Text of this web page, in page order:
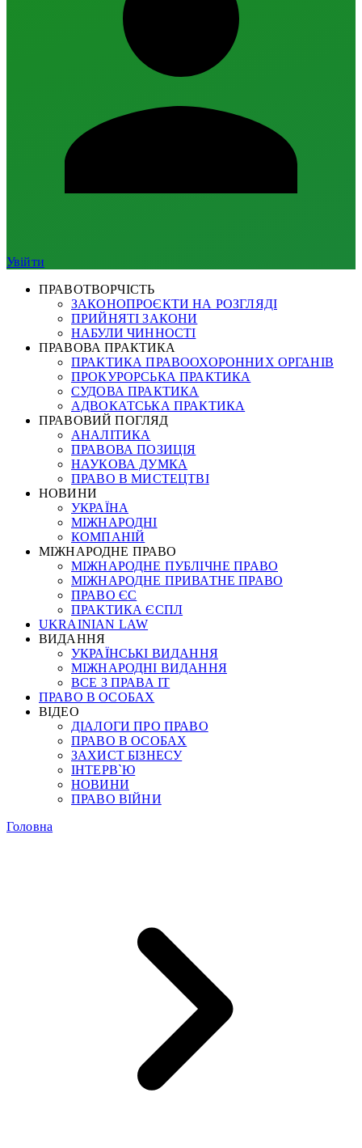
Увійти
ПРАВОТВОРЧІСТЬ
ЗАКОНОПРОЄКТИ НА РОЗГЛЯДІ
ПРИЙНЯТІ ЗАКОНИ
НАБУЛИ ЧИННОСТІ
ПРАВОВА ПРАКТИКА
ПРАКТИКА ПРАВООХОРОННИХ ОРГАНІВ
ПРОКУРОРСЬКА ПРАКТИКА
СУДОВА ПРАКТИКА
АДВОКАТСЬКА ПРАКТИКА
ПРАВОВИЙ ПОГЛЯД
АНАЛІТИКА
ПРАВОВА ПОЗИЦІЯ
НАУКОВА ДУМКА
ПРАВО В МИСТЕЦТВІ
НОВИНИ
УКРАЇНА
МІЖНАРОДНІ
КОМПАНІЙ
МІЖНАРОДНЕ ПРАВО
МІЖНАРОДНЕ ПУБЛІЧНЕ ПРАВО
МІЖНАРОДНЕ ПРИВАТНЕ ПРАВО
ПРАВО ЄС
ПРАКТИКА ЄСПЛ
UKRAINIAN LAW
ВИДАННЯ
УКРАЇНСЬКІ ВИДАННЯ
МІЖНАРОДНІ ВИДАННЯ
ВСЕ З ПРАВА ІТ
ПРАВО В ОСОБАХ
ВІДЕО
ДІАЛОГИ ПРО ПРАВО
ПРАВО В ОСОБАХ
ЗАХИСТ БІЗНЕСУ
ІНТЕРВ`Ю
НОВИНИ
ПРАВО ВІЙНИ
Головна